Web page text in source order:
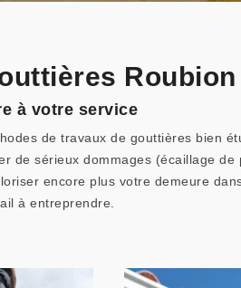
à votre service
de travaux de gouttières bien
de sérieux dommages (écaillage
encore plus votre demeure
à entreprendre.